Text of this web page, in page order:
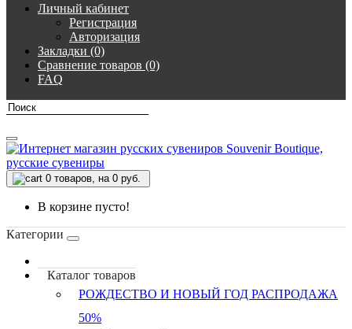
Личный кабинет
Регистрация
Авторизация
Закладки (0)
Сравнение товаров (0)
FAQ
0 товаров, на 0 руб.
В корзине пусто!
Категории
Каталог товаров
РОЖДЕСТВО И НОВЫЙ ГОД РАСПРОДАЖА
50%